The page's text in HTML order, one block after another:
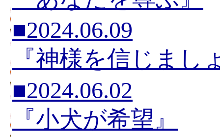
■2024.06.09
『神様を信じまし
■2024.06.02
『小犬が希望』